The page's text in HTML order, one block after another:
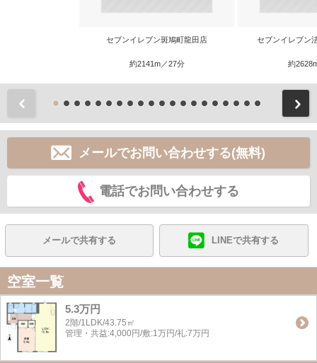
セブンイレブン斑鳩町龍田店
約2141m／27分
セブンイレブン
約
メールでお問い合わせする(無料)
電話でお問い合わせする
メールで共有する LINEで共有する
空室一覧
5.3万円
2階/1LDK/43.75㎡
管理・共益:4,000円/敷:1万円/礼:7万円